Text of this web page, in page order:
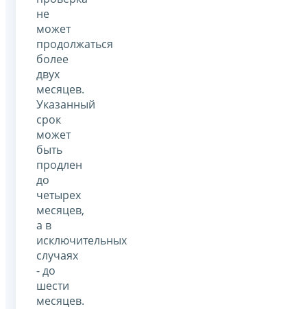
не
может
продолжаться
более
двух
месяцев.
Указанный
срок
может
быть
продлен
до
четырех
месяцев,
а в
исключительных
случаях
- до
шести
месяцев.